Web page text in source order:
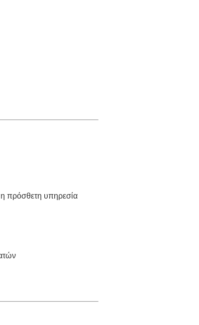
η πρόσθετη υπηρεσία